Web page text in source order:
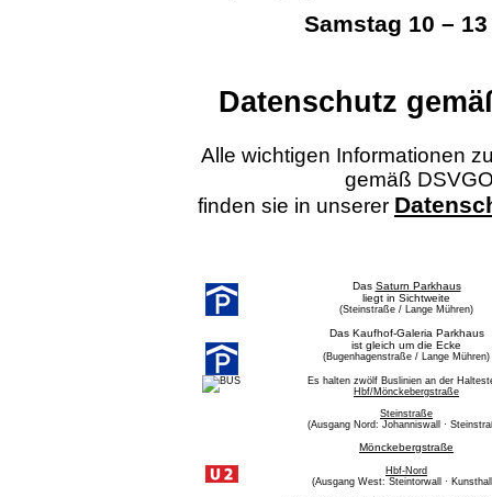
Samstag 10 –
Datenschutz
Alle wichtigen Informationen
gemäß
finden sie in unserer
Das Saturn Parkhaus
liegt in Sichtweite
(Steinstraße / Lange Mühren)
Das Kaufhof-Galeria Parkhaus
ist gleich um die Ecke
(Bugenhagenstraße / Lange Mühren)
Es halten zwölf Buslinien an der
Hbf/Mönckebergstraße
Steinstraße
(Ausgang Nord: Johanniswall ·
Mönckebergstraße
Hbf-Nord
(Ausgang West: Steintorwall ·